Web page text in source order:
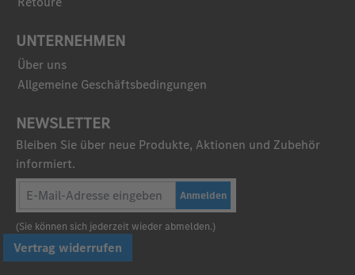
UNTERNEHMEN
Über uns
Allgemeine Geschäftsbedingungen
NEWSLETTER
Bleiben Sie über neue Produkte, Aktionen und Zubehör
informiert.
Anmelden
(Sie können sich jederzeit wieder abmelden.)
Vertrag widerrufen